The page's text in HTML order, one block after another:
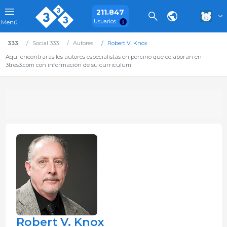
Menú
211.847
Usuarios
333 Social 333 Autores
Robert V. Knox
Aquí encontrarás los autores especialistas en porcino que colaboran en
3tres3.com con información de su curriculum
Robert V. Knox